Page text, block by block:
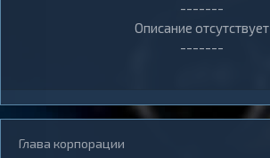
-------
Описание отсутствует
-------
Глава корпорации